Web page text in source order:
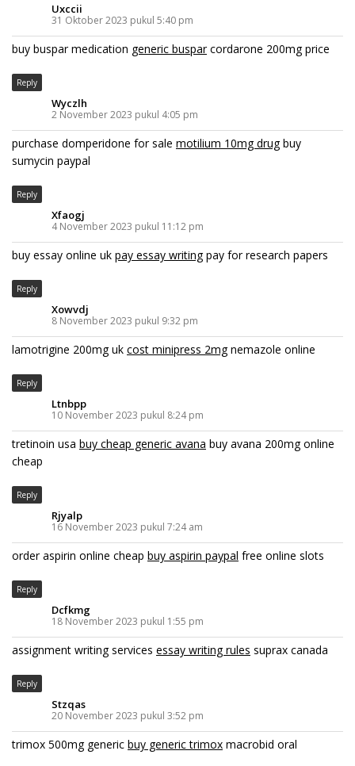
Uxccii
31 Oktober 2023 pukul 5:40 pm
buy buspar medication generic busparcordarone 200mg price
Reply
Wyczlh
2 November 2023 pukul 4:05 pm
purchase domperidone for sale motilium 10mg drugbuy
sumycin paypal
Reply
Xfaogj
4 November 2023 pukul 11:12 pm
buy essay online uk pay essay writingpay for research papers
Reply
Xowvdj
8 November 2023 pukul 9:32 pm
lamotrigine 200mg uk cost minipress 2mgnemazole online
Reply
Ltnbpp
10 November 2023 pukul 8:24 pm
tretinoin usa buy cheap generic avana buy avana 200mg online
cheap
Reply
Rjyalp
16 November 2023 pukul 7:24 am
order aspirin online cheap buy aspirin paypal free online slots
Reply
Dcfkmg
18 November 2023 pukul 1:55 pm
assignment writing services essay writing rules suprax canada
Reply
Stzqas
20 November 2023 pukul 3:52 pm
trimox 500mg generic buy generic trimox macrobid oral